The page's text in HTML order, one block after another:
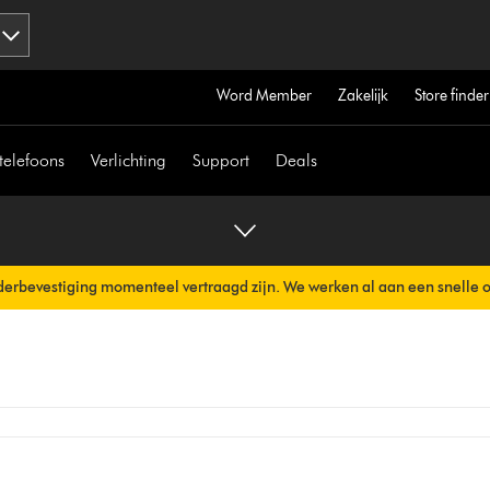
Word Member Zakelijk Store finder
Verlichting Support Deals
momenteel vertraagd zijn. We werken al aan een snelle